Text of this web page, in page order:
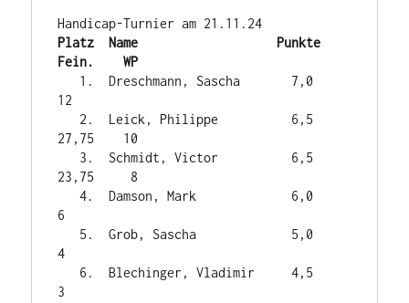
Platz  Name                   Punkte
Fein.    WP
12
27,75    10
23,75     8
   4.  Damson, Mark             6,0
6
4
3